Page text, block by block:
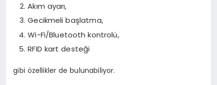
Akım ayarı,
Gecikmeli başlatma,
Wi-Fi/Bluetooth kontrolü,
RFID kart desteği
gibi özellikler de bulunabiliyor.